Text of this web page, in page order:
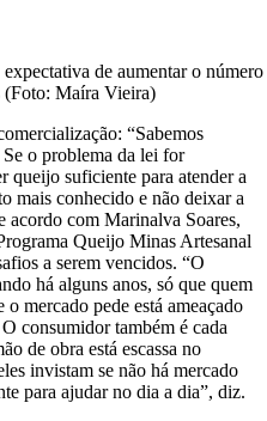
de aumentar o número
(Foto: Maíra Vieira)
“Sabemos
o problema da lei for
queijo suficiente para atender a
mais conhecido e não deixar a
acordo com Marinalva Soares,
Queijo Minas Artesanal
a serem vencidos. “O
há alguns anos, só que quem
mercado pede está ameaçado
consumidor também é cada
de obra está escassa no
invistam se não há mercado
para ajudar no dia a dia”, diz.